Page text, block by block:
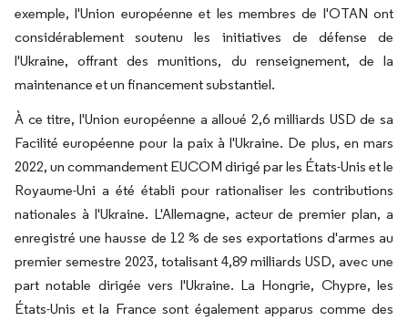
exemple, l'Union européenne et les membres de l'OTAN ont
considérablement soutenu les initiatives de défense de
l'Ukraine, offrant des munitions, du renseignement, de la
maintenance et un financement substantiel.
À ce titre, l'Union européenne a alloué 2,6 milliards USD de sa
Facilité européenne pour la paix à l'Ukraine. De plus, en mars
2022, un commandement EUCOM dirigé par les États-Unis et le
Royaume-Uni a été établi pour rationaliser les contributions
nationales à l'Ukraine. L'Allemagne, acteur de premier plan, a
enregistré une hausse de 12 % de ses exportations d'armes au
premier semestre 2023, totalisant 4,89 milliards USD, avec une
part notable dirigée vers l'Ukraine. La Hongrie, Chypre, les
États-Unis et la France sont également apparus comme des